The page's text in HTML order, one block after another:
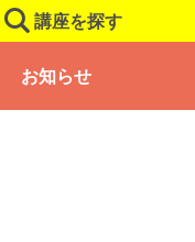
講座を探す
お知らせ